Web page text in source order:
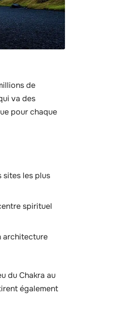
de
va des
pour chaque
sites les plus
spirituel
architecture
du Chakra au
également